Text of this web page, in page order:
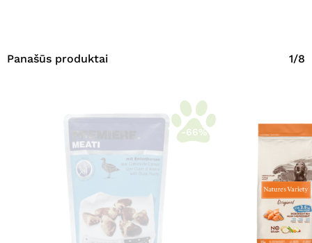
Panašūs produktai 1/8
-66%